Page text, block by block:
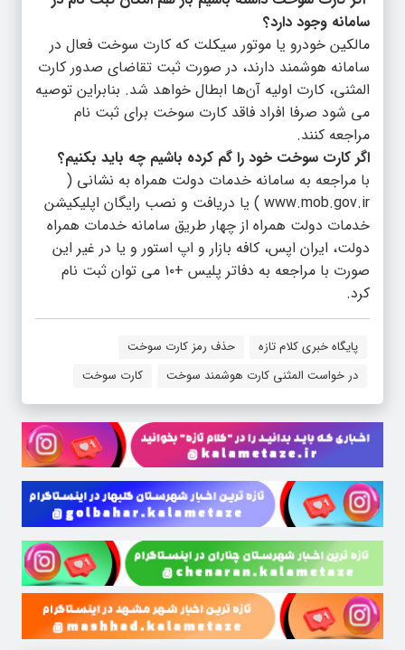
سامانه وجود دارد؟
مالکین خودرو یا موتور سیکلت که کارت سوخت فعال در
سامانه هوشمند دارند، در صورت ثبت تقاضای صدور کارت
المثنی، کارت اولیه آن‌ها ابطال خواهد شد. بنابراین توصیه
می شود صرفا افراد فاقد کارت سوخت برای ثبت نام
مراجعه کنند.
اگر کارت سوخت خود را گم کرده باشیم چه باید بکنیم؟
با مراجعه به سامانه خدمات دولت همراه به نشانی (
www.mob.gov.ir ) یا دریافت و نصب رایگان اپلیکیشن
خدمات دولت همراه از چهار طریق سامانه خدمات همراه
دولت، ایران اپس، کافه بازار و اپ استور و یا در غیر این
صورت با مراجعه به دفاتر پلیس +۱۰ می توان ثبت نام
کرد.
پایگاه خبری کلام‌ تازه
حذف رمز کارت سوخت
در خواست المثنی کارت هوشمند سوخت
کارت سوخت